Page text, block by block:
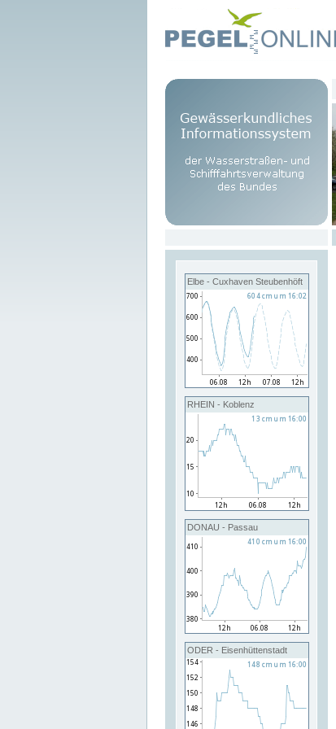
Elbe - Cuxhaven Steubenhöft
RHEIN - Koblenz
DONAU - Passau
ODER - Eisenhüttenstadt